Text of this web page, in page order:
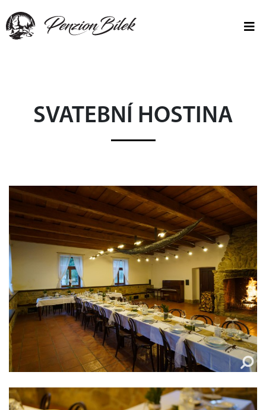
SVATEBNÍ HOSTINA